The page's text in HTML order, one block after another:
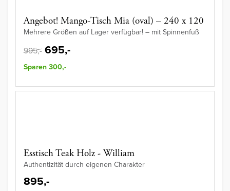
Angebot! Mango-Tisch Mia (oval) – 240 x 120
Mehrere Größen auf Lager verfügbar! – mit Spinnenfuß
995,- 695,-
Sparen 300,-
Esstisch Teak Holz - William
Authentizität durch eigenen Charakter
895,-